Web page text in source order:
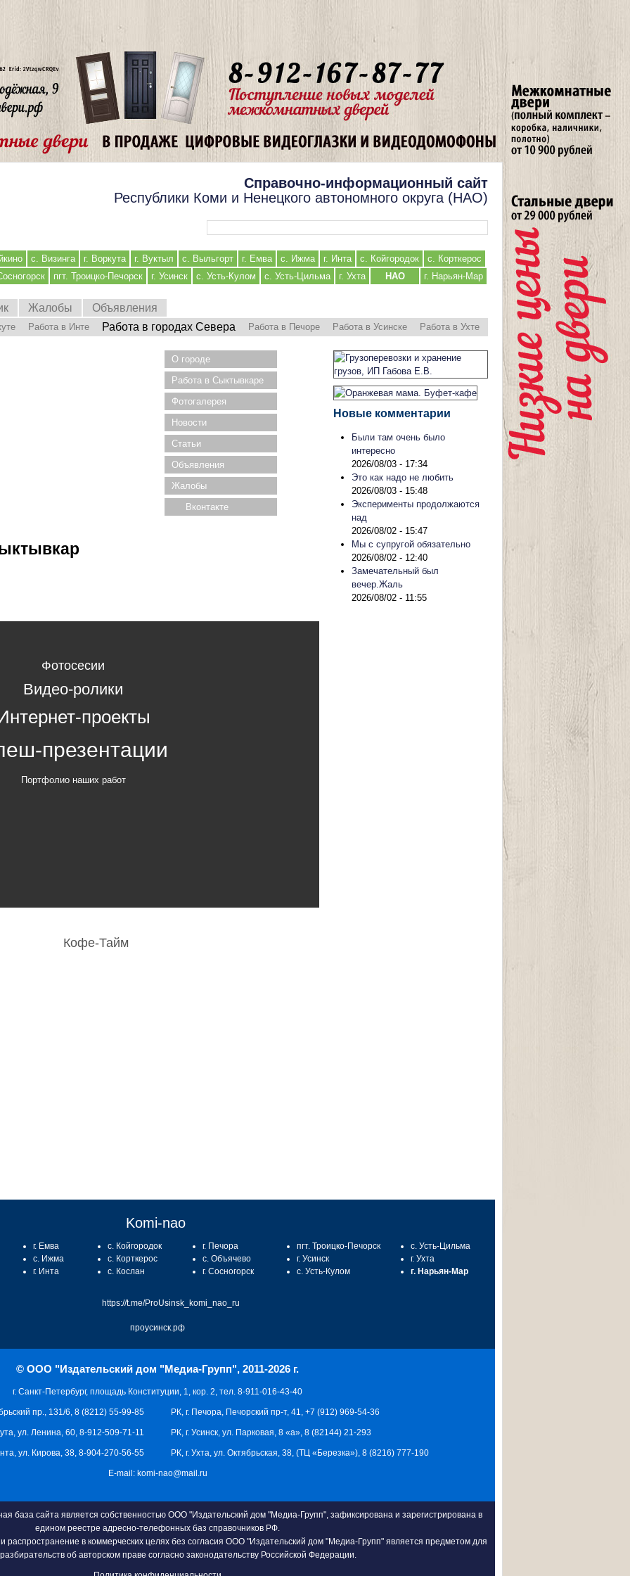
Справочно-информационный сайт
Республики Коми и Ненецкого автономного округа (НАО)
с. Визинга г. Воркута г. Вуктыл с. Выльгорт г. Емва с. Ижма г. Инта с. Койгородок
с. Корткерос
пгт. Троицко-Печорск г. Усинск с. Усть-Кулом с. Усть-Цильма г. Ухта НАО г. Нарьян-Мар
Жалобы Объявления
Работа в Инте Работа в городах Севера Работа в Печоре Работа в Усинске Работа в Ухте
О городе
Работа в Сыктывкаре
Фотогалерея
Новости
Статьи
Объявления
Жалобы
Вконтакте
Фотосесии
Видео-ролики
проекты
презентации
Портфолио наших работ
Кофе-Тайм
Новые комментарии
Были там очень было
интересно
2026/08/03 - 17:34
Это как надо не любить
2026/08/03 - 15:48
Эксперименты продолжаются
над
2026/08/02 - 15:47
Мы с супругой обязательно
2026/08/02 - 12:40
Замечательный был
вечер.Жаль
2026/08/02 - 11:55
Komi-nao
г. Емва
с. Ижма
г. Инта
с. Койгородок
с. Корткерос
с. Кослан
г. Печора
с. Объячево
г. Сосногорск
пгт. Троицко-Печорск
г. Усинск
с. Усть-Кулом
с. Усть-Цильма
г. Ухта
г. Нарьян-Мар
https://t.me/ProUsinsk_komi_nao_ru
проусинск.рф
© ООО "Издательский дом "Медиа-Групп", 2011-2026 г.
г. Санкт-Петербург, площадь Конституции, 1, кор. 2, тел. 8-911-016-43-40
РК, г. Печора, Печорский пр-т, 41, +7 (912) 969-54-36
РК, г. Усинск, ул. Парковая, 8 «а», 8 (82144) 21-293
РК, г. Ухта, ул. Октябрьская, 38, (ТЦ «Березка»), 8 (8216) 777-190
пр., 131/6, 8 (8212) 55-99-85
ул. Ленина, 60, 8-912-509-71-11
ул. Кирова, 38, 8-904-270-56-55
E-mail: komi-nao@mail.ru
база сайта является собственностью ООО "Издательский дом "Медиа-Групп", зафиксирована и зарегистрирована в
едином реестре адресно-телефонных баз справочников РФ.
распространение в коммерческих целях без согласия ООО "Издательский дом "Медиа-Групп" является предметом для
об авторском праве согласно законодательству Российской Федерации.